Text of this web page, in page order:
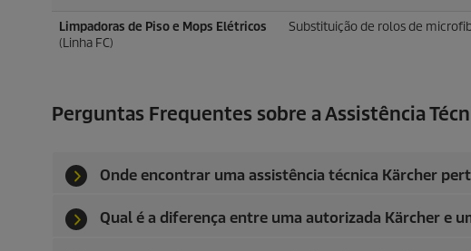
Limpadoras de Piso e Mops Elétricos
(Linha FC)
Substituição de rolos de
Perguntas Frequentes sobre a Assistência
Onde encontrar uma assistência técnica Kärcher
Qual é a diferença entre uma autorizada Kärcher e